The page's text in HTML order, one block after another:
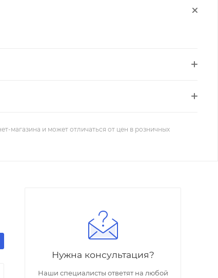
магазина и может отличаться от цен в розничных
Нужна консультация?
Наши специалисты ответят на любой